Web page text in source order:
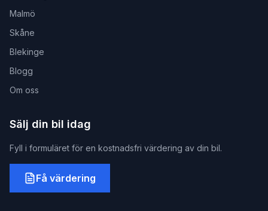
Malmö
Skåne
Blekinge
Blogg
Om oss
Sälj din bil idag
Fyll i formuläret för en kostnadsfri värdering av din bil.
Få värdering